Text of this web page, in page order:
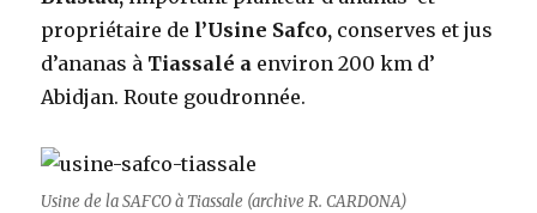
propriétaire de l’Usine Safco, conserves et jus
d’ananas à Tiassalé a environ 200 km d’
Abidjan. Route goudronnée.
Usine de la SAFCO à Tiassale (archive R. CARDONA)